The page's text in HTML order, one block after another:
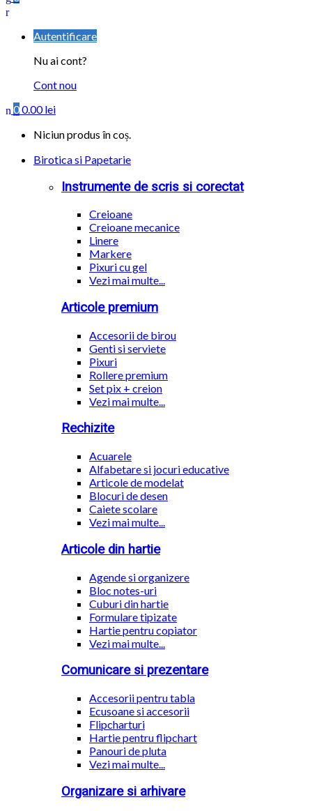
Autentificare
Nu ai cont?
Cont nou
00.00lei
Niciun produs în coș.
Birotica si Papetarie
Instrumente de scris si corectat
Creioane
Creioane mecanice
Linere
Markere
Pixuri cu gel
Vezi mai multe...
Articole premium
Accesorii de birou
Genti si serviete
Pixuri
Rollere premium
Set pix + creion
Vezi mai multe...
Rechizite
Acuarele
Alfabetare si jocuri educative
Articole de modelat
Blocuri de desen
Caiete scolare
Vezi mai multe...
Articole din hartie
Agende si organizere
Bloc notes-uri
Cuburi din hartie
Formulare tipizate
Hartie pentru copiator
Vezi mai multe...
Comunicare si prezentare
Accesorii pentru tabla
Ecusoane si accesorii
Flipcharturi
Hartie pentru flipchart
Panouri de pluta
Vezi mai multe...
Organizare si arhivare